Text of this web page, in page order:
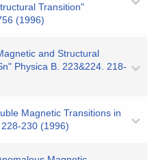
Transition"
(1996)
and Structural
Physica B. 223&224. 218-
Magnetic Transitions in
230 (1996)